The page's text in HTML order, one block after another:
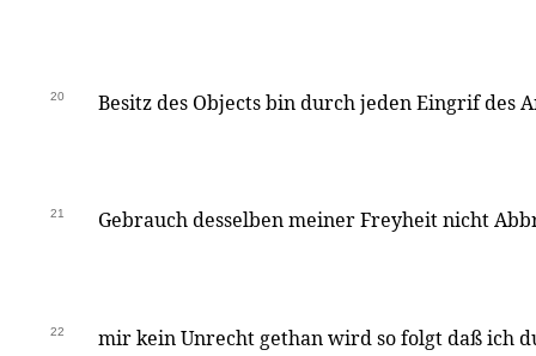
20 Besitz des Objects bin durch jeden Eingrif des
21 Gebrauch desselben meiner Freyheit nicht
22 mir kein Unrecht gethan wird so folgt daß ich